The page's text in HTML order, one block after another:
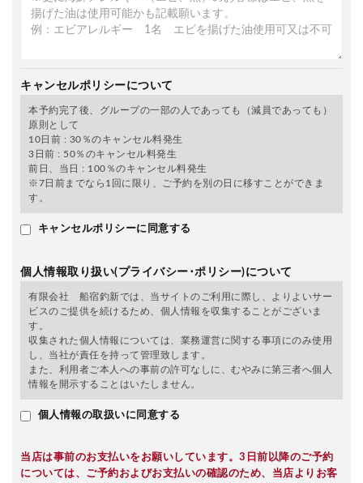
キャンセルポリシーについて
本予約完了後、グループの一部の人であっても（減員であっても）
原則として
10日前 : 30％のキャンセル料発生
3日前 : 50％のキャンセル料発生
前日、当日 : 100％のキャンセル料発生
※7日前までなら1回に限り、ご予約を別の日に移すことができま
す。
キャンセルポリシーに同意する
個人情報取り扱い(プライバシー･ポリシー)について
有限会社 船宿釣新では、当サイトのご利用に際し、よりよいサー
ビスのご提供を続けるため、個人情報を収集することがございま
す。
収集された個人情報については、業務運営に関する事項にのみ使用
し、当社が責任を持って管理致します。
また、利用者ご本人への事前の許可なしに、むやみに第三者へ個人
情報を開示することはいたしません。
個人情報の取扱いに同意する
当店は事前のお支払いをお願いしています。3日前以降のご予約
については、ご予約およびお支払いの確認のため、当店よりお客